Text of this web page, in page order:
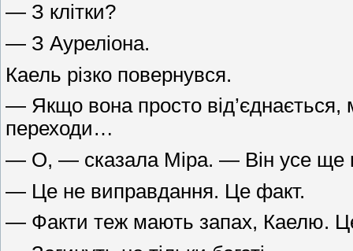
— З клітки?
— З Ауреліона.
Каель різко повернувся.
— Якщо вона просто від’єднається,
переходи…
— О, — сказала Міра. — Він усе ще
— Це не виправдання. Це факт.
— Факти теж мають запах, Каелю.